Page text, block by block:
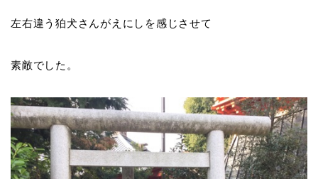
左右違う狛犬さんがえにしを感じさせて
素敵でした。